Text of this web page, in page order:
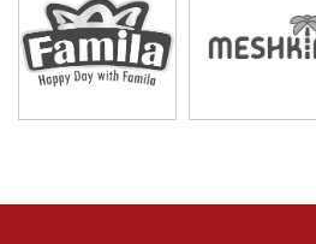
سایت محفوظ و متعلق به گروه